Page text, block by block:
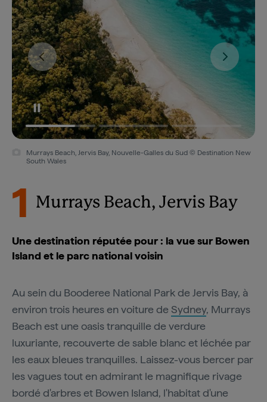
Murrays Beach, Jervis Bay, Nouvelle-Galles du Sud © Destination New
South Wales
1 Murrays Beach, Jervis Bay
Une destination réputée pour : la vue sur Bowen
Island et le parc national voisin
Au sein du Booderee National Park de Jervis Bay, à
environ trois heures en voiture de Sydney, Murrays
Beach est une oasis tranquille de verdure
luxuriante, recouverte de sable blanc et léchée par
les eaux bleues tranquilles. Laissez-vous bercer par
les vagues tout en admirant le magnifique rivage
bordé d'arbres et Bowen Island, l'habitat d'une